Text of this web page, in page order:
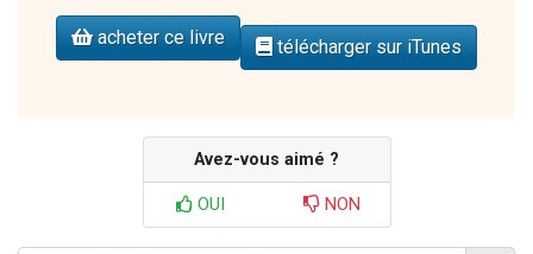
acheter ce livre télécharger sur iTunes
Avez-vous aimé ?
OUI NON